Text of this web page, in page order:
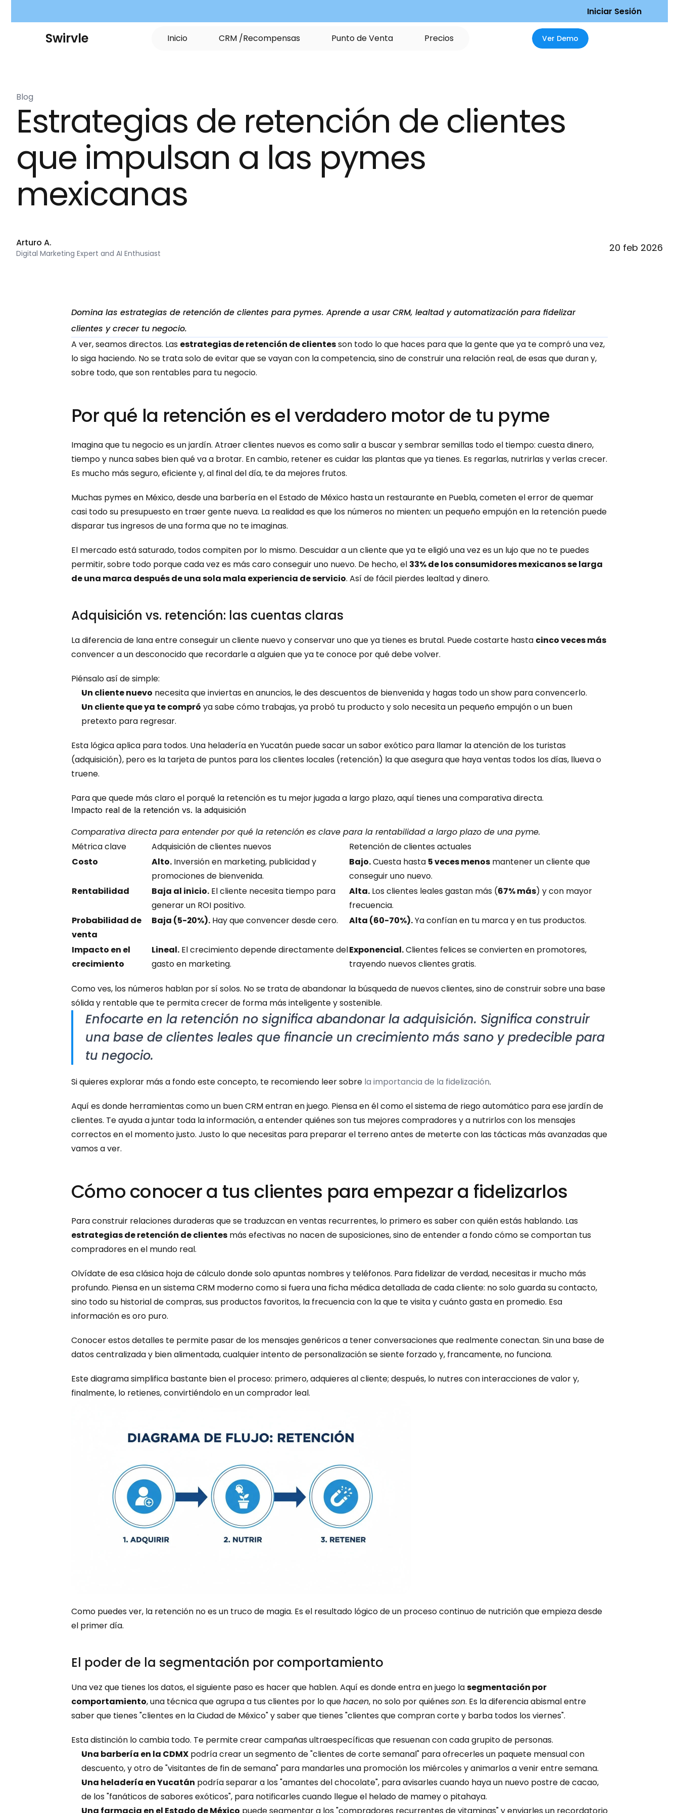
Iniciar Sesión
Swirvle Inicio CRM /Recompensas PuntodeVenta Precios Ver Demo
Blog
Estrategias de retención de clientes
que impulsan a las pymes
mexicanas
Arturo A.
Digital Marketing Expert and AI Enthusiast 20 feb 2026
Domina las estrategias de retención de clientes para pymes. Aprende a usar CRM, lealtad y automatización para fidelizar
clientes y crecer tu negocio.
A ver, seamos directos. Las estrategias de retención de clientes son todo lo que haces para que la gente que ya te compró una vez,
lo siga haciendo. No se trata solo de evitar que se vayan con la competencia, sino de construir una relación real, de esas que duran y,
sobre todo, que son rentables para tu negocio.
Por qué la retención es el verdadero motor de tu pyme
Imagina que tu negocio es un jardín. Atraer clientes nuevos es como salir a buscar y sembrar semillas todo el tiempo: cuesta dinero,
tiempo y nunca sabes bien qué va a brotar. En cambio, retener es cuidar las plantas que ya tienes. Es regarlas, nutrirlas y verlas crecer.
Es mucho más seguro, eficiente y, al final del día, te da mejores frutos.
Muchas pymes en México, desde una barbería en el Estado de México hasta un restaurante en Puebla, cometen el error de quemar
casi todo su presupuesto en traer gente nueva. La realidad es que los números no mienten: un pequeño empujón en la retención puede
disparar tus ingresos de una forma que no te imaginas.
El mercado está saturado, todos compiten por lo mismo. Descuidar a un cliente que ya te eligió una vez es un lujo que no te puedes
permitir, sobre todo porque cada vez es más caro conseguir uno nuevo. De hecho, el 33% de los consumidores mexicanos se larga
de una marca después de una sola mala experiencia de servicio. Así de fácil pierdes lealtad y dinero.
Adquisición vs. retención: las cuentas claras
La diferencia de lana entre conseguir un cliente nuevo y conservar uno que ya tienes es brutal. Puede costarte hasta cinco veces más
convencer a un desconocido que recordarle a alguien que ya te conoce por qué debe volver.
Piénsalo así de simple:
Un cliente nuevo necesita que inviertas en anuncios, le des descuentos de bienvenida y hagas todo un show para convencerlo.
Un cliente que ya te compró ya sabe cómo trabajas, ya probó tu producto y solo necesita un pequeño empujón o un buen
pretexto para regresar.
Esta lógica aplica para todos. Una heladería en Yucatán puede sacar un sabor exótico para llamar la atención de los turistas
(adquisición), pero es la tarjeta de puntos para los clientes locales (retención) la que asegura que haya ventas todos los días, llueva o
truene.
Para que quede más claro el porqué la retención es tu mejor jugada a largo plazo, aquí tienes una comparativa directa.
Impacto real de la retención vs. la adquisición
Comparativa directa para entender por qué la retención es clave para la rentabilidad a largo plazo de una pyme.
Métrica clave
Adquisición de clientes nuevos
Retención de clientes actuales
Costo
Alto. Inversión en marketing, publicidad y
promociones de bienvenida.
Bajo. Cuesta hasta 5 veces menos mantener un cliente que
conseguir uno nuevo.
Rentabilidad
Baja al inicio. El cliente necesita tiempo para
generar un ROI positivo.
Alta. Los clientes leales gastan más (67% más) y con mayor
frecuencia.
Probabilidad de
venta
Baja (5-20%). Hay que convencer desde cero. Alta (60-70%). Ya confían en tu marca y en tus productos.
Impacto en el
crecimiento
Lineal. El crecimiento depende directamente del
gasto en marketing.
Exponencial. Clientes felices se convierten en promotores,
trayendo nuevos clientes gratis.
Como ves, los números hablan por sí solos. No se trata de abandonar la búsqueda de nuevos clientes, sino de construir sobre una base
sólida y rentable que te permita crecer de forma más inteligente y sostenible.
Enfocarte en la retención no significa abandonar la adquisición. Significa construir
una base de clientes leales que financie un crecimiento más sano y predecible para
tu negocio.
Si quieres explorar más a fondo este concepto, te recomiendo leer sobre la importancia de la fidelización.
Aquí es donde herramientas como un buen CRM entran en juego. Piensa en él como el sistema de riego automático para ese jardín de
clientes. Te ayuda a juntar toda la información, a entender quiénes son tus mejores compradores y a nutrirlos con los mensajes
correctos en el momento justo. Justo lo que necesitas para preparar el terreno antes de meterte con las tácticas más avanzadas que
vamos a ver.
Cómo conocer a tus clientes para empezar a fidelizarlos
Para construir relaciones duraderas que se traduzcan en ventas recurrentes, lo primero es saber con quién estás hablando. Las
estrategias de retención de clientes más efectivas no nacen de suposiciones, sino de entender a fondo cómo se comportan tus
compradores en el mundo real.
Olvídate de esa clásica hoja de cálculo donde solo apuntas nombres y teléfonos. Para fidelizar de verdad, necesitas ir mucho más
profundo. Piensa en un sistema CRM moderno como si fuera una ficha médica detallada de cada cliente: no solo guarda su contacto,
sino todo su historial de compras, sus productos favoritos, la frecuencia con la que te visita y cuánto gasta en promedio. Esa
información es oro puro.
Conocer estos detalles te permite pasar de los mensajes genéricos a tener conversaciones que realmente conectan. Sin una base de
datos centralizada y bien alimentada, cualquier intento de personalización se siente forzado y, francamente, no funciona.
Este diagrama simplifica bastante bien el proceso: primero, adquieres al cliente; después, lo nutres con interacciones de valor y,
finalmente, lo retienes, convirtiéndolo en un comprador leal.
Como puedes ver, la retención no es un truco de magia. Es el resultado lógico de un proceso continuo de nutrición que empieza desde
el primer día.
El poder de la segmentación por comportamiento
Una vez que tienes los datos, el siguiente paso es hacer que hablen. Aquí es donde entra en juego la segmentación por
comportamiento, una técnica que agrupa a tus clientes por lo que hacen, no solo por quiénes son. Es la diferencia abismal entre
saber que tienes "clientes en la Ciudad de México" y saber que tienes "clientes que compran corte y barba todos los viernes".
Esta distinción lo cambia todo. Te permite crear campañas ultraespecíficas que resuenan con cada grupito de personas.
Una barbería en la CDMX podría crear un segmento de "clientes de corte semanal" para ofrecerles un paquete mensual con
descuento, y otro de "visitantes de fin de semana" para mandarles una promoción los miércoles y animarlos a venir entre semana.
Una heladería en Yucatán podría separar a los "amantes del chocolate", para avisarles cuando haya un nuevo postre de cacao,
de los "fanáticos de sabores exóticos", para notificarles cuando llegue el helado de mamey o pitahaya.